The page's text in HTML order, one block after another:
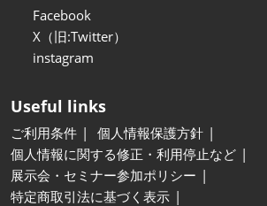
Facebook
X（旧:Twitter）
instagram
Useful links
ご利用条件
個人情報保護方針
個人情報に関する修正・利用停止など
展示会・セミナー参加ポリシー
特定商取引法に基づく表示